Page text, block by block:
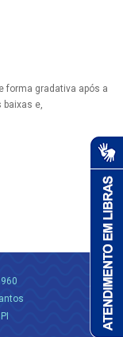
forma gradativa após a
e,